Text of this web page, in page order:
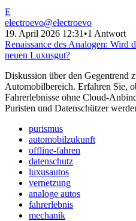
E
electroevo@electroevo
19. April 2026 12:31 •1 Antwort
Renaissance des Analogen: Wird
neuen Luxusgut?
Diskussion über den Gegentrend
Automobilbereich. Erfahren Sie,
Fahrerlebnisse ohne Cloud-
Puristen und Datenschützer
purismus
automobilzukunft
offline-fahren
datenschutz
luxusautos
vernetzung
analoge autos
fahrerlebnis
mechanik